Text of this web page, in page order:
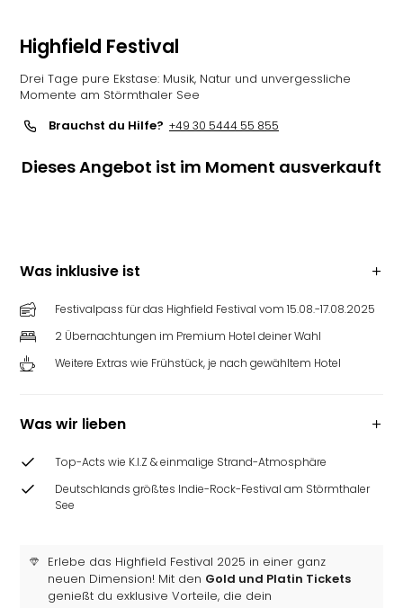
Highfield Festival
Drei Tage pure Ekstase: Musik, Natur und unvergessliche
Momente am Störmthaler See
Brauchst du Hilfe? +49 30 5444 55 855
Dieses Angebot ist im Moment ausverkauft
Was inklusive ist
Festivalpass für das Highfield Festival vom 15.08.-17.08.2025
2 Übernachtungen im Premium Hotel deiner Wahl
Weitere Extras wie Frühstück, je nach gewähltem Hotel
Was wir lieben
Top-Acts wie K.I.Z & einmalige Strand-Atmosphäre
Deutschlands größtes Indie-Rock-Festival am Störmthaler
See
Erlebe das Highfield Festival 2025 in einer ganz
neuen Dimension! Mit den Gold und Platin Tickets
genießt du exklusive Vorteile, die dein